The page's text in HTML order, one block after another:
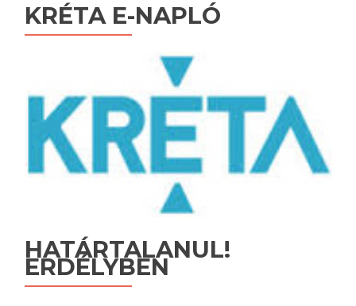
KRÉTA E-NAPLÓ
HATÁRTALANUL!
ERDÉLYBEN